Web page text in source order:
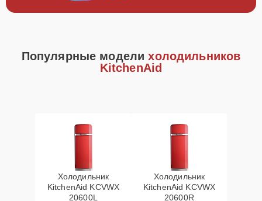
Популярные моделихолодильников
KitchenAid
Холодильник
KitchenAid KCVWX
20600L
Холодильник
KitchenAid KCVWX
20600R